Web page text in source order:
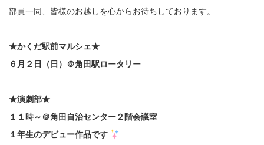
部員一同、皆様のお越しを心からお待ちしております。
★かくだ駅前マルシェ★
６月２日（日）＠角田駅ロータリー
★演劇部★
１１時～＠角田自治センター２階会議室
１年生のデビュー作品です